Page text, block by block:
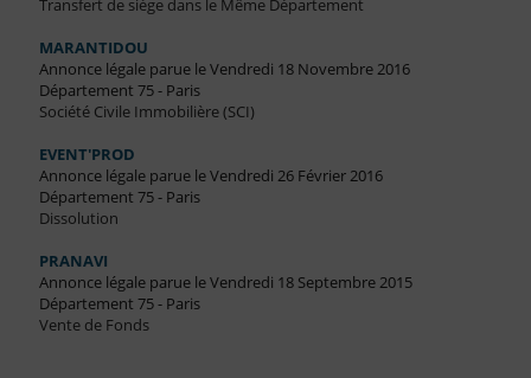
Transfert de siège dans le Même Département
MARANTIDOU
Annonce légale parue le Vendredi 18 Novembre 2016
Département 75 - Paris
Société Civile Immobilière (SCI)
EVENT'PROD
Annonce légale parue le Vendredi 26 Février 2016
Département 75 - Paris
Dissolution
PRANAVI
Annonce légale parue le Vendredi 18 Septembre 2015
Département 75 - Paris
Vente de Fonds